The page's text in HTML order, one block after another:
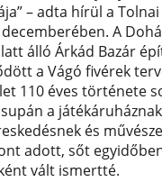
– adta hírül a Tolnai
A
álló Árkád Bazár
a Vágó fivérek
110 éves története
a
és
adott, sőt
vált ismertté.